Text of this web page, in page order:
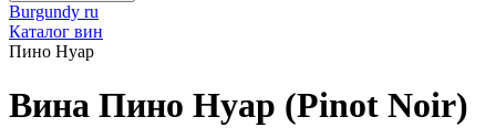
Burgundy ru
Каталог вин
Пино Нуар
Вина Пино Нуар (Pinot Noir)